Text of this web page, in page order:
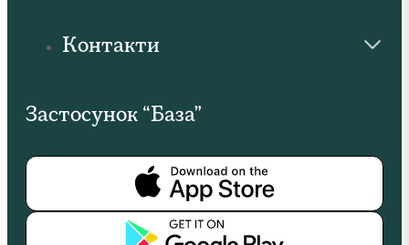
Контакти
Застосунок “База”